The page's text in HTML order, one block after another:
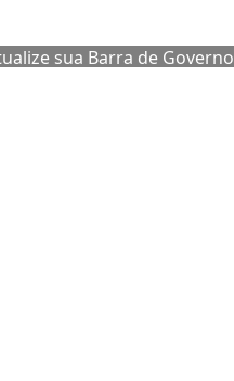
sua Barra de Governo